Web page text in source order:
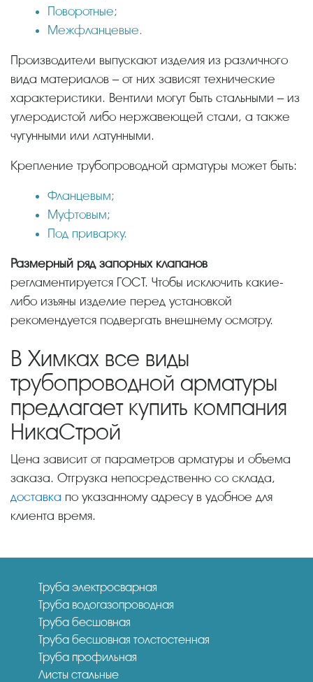
Поворотные;
Межфланцевые.
Производители выпускают изделия из различного
вида материалов – от них зависят технические
характеристики. Вентили могут быть стальными – из
углеродистой либо нержавеющей стали, а также
чугунными или латунными.
Крепление трубопроводной арматуры может быть:
Фланцевым;
Муфтовым;
Под приварку.
Размерный ряд запорных клапанов
регламентируется ГОСТ. Чтобы исключить какие-
либо изъяны изделие перед установкой
рекомендуется подвергать внешнему осмотру.
В Химках все виды
трубопроводной арматуры
предлагает купить компания
НикаСтрой
Цена зависит от параметров арматуры и объема
заказа. Отгрузка непосредственно со склада,
доставка по указанному адресу в удобное для
клиента время.
Труба электросварная
Труба водогазопроводная
Труба бесшовная
Труба бесшовная толстостенная
Труба профильная
Листы стальные